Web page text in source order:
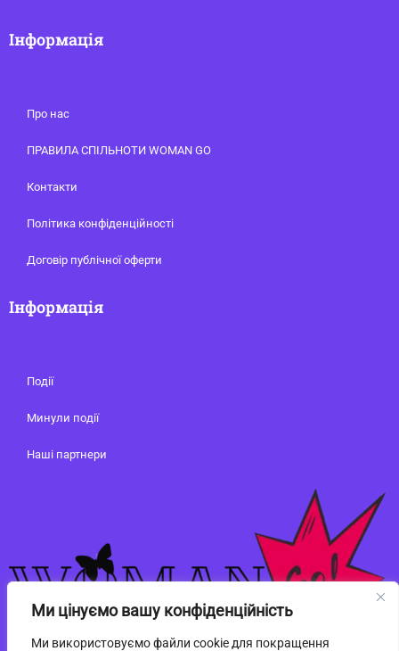
Ми цінуємо вашу конфіденційність
Ми використовуємо файли cookie для покращення
Інформація
Про нас
ПРАВИЛА СПІЛЬНОТИ WOMAN GO
Контакти
Політика конфіденційності
Договір публічної оферти
Інформація
Події
Минули події
Наші партнери